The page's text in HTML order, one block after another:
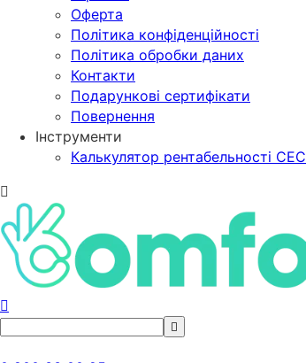
Оферта
Політика конфіденційності
Політика обробки даних
Контакти
Подарункові сертифікати
Повернення
Інструменти
Калькулятор рентабельності СЕС